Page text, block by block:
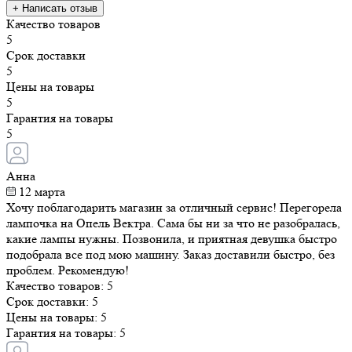
+ Написать отзыв
Качество товаров
5
Срок доставки
5
Цены на товары
5
Гарантия на товары
5
Анна
12 марта
Хочу поблагодарить магазин за отличный сервис! Перегорела
лампочка на Опель Вектра. Сама бы ни за что не разобралась,
какие лампы нужны. Позвонила, и приятная девушка быстро
подобрала все под мою машину. Заказ доставили быстро, без
проблем. Рекомендую!
Качество товаров: 5
Срок доставки: 5
Цены на товары: 5
Гарантия на товары: 5